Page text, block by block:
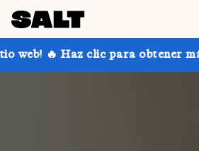
clic para obtener más información.